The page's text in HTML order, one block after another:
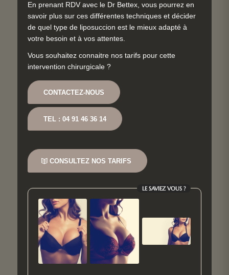
En prenant RDV avec le Dr Bettex, vous pourrez en
savoir plus sur ces différentes techniques et décider
de quel type de liposuccion est le mieux adapté à
votre besoin et à vos attentes.
Vous souhaitez connaitre nos tarifs pour cette
intervention chirurgicale ?
CONTACTEZ-NOUS
TEL : 04 91 46 36 14
CONSULTEZ NOS TARIFS
LE SAVIEZ VOUS ?